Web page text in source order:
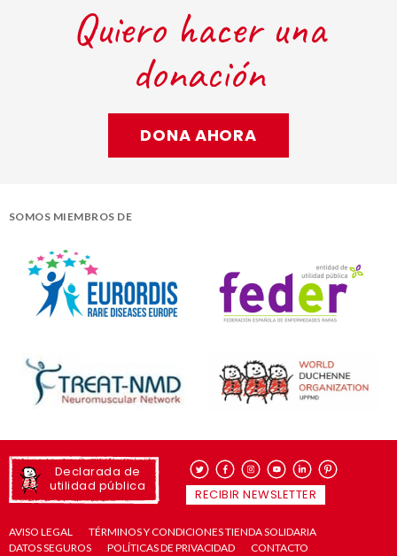
Quiero hacer una
donación
DONA AHORA
SOMOS MIEMBROS DE
Declarada de
utilidad pública
RECIBIR NEWSLETTER
AVISO LEGAL
TÉRMINOS Y CONDICIONES TIENDA SOLIDARIA
DATOS SEGUROS
POLÍTICAS DE PRIVACIDAD CONTACTO